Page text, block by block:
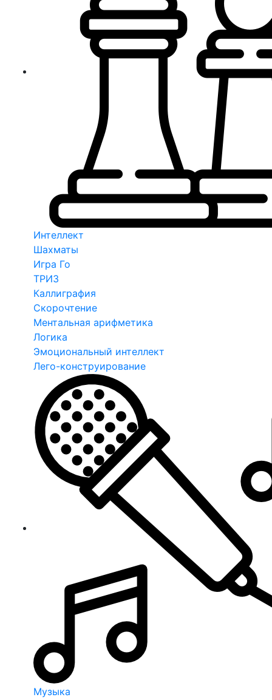
Интеллект
Шахматы
Игра Го
ТРИЗ
Каллиграфия
Скорочтение
Ментальная арифметика
Логика
Эмоциональный интеллект
Лего-конструирование
Музыка